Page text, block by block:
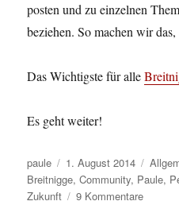
posten und zu einzelnen
beziehen. So machen wir
Das Wichtigste für alle
Es geht weiter!
Autor
paule
Veröffentlicht
am
1. August 2014
Breitnigge,Community, Paule,
Zukunft
9 Kommentarezu